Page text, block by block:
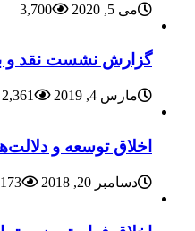
می 5, 2020 3,700
گزارش نشست نقد و
مارس 4, 2019 2,361
اخلاق توسعه و
دسامبر 20, 2018